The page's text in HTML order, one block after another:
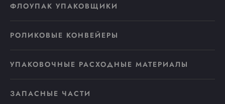
ФЛОУПАК УПАКОВЩИКИ
РОЛИКОВЫЕ КОНВЕЙЕРЫ
УПАКОВОЧНЫЕ РАСХОДНЫЕ МАТЕРИАЛЫ
ЗАПАСНЫЕ ЧАСТИ